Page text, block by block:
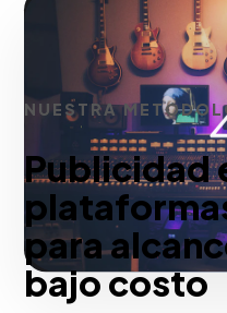
NUESTRA
Publicidad
para
bajo costo